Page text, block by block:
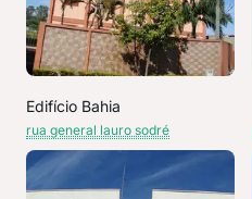
Edifício Bahia
rua general lauro sodré